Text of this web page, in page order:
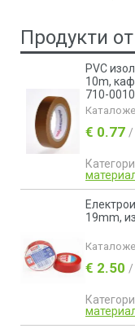
Продукти
PVC
10m,
710-
€ 0.77 /
19mm,
€ 2.50 /